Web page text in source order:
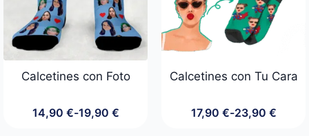
Calcetines con Foto
14,90 €-19,90 €
Rango
Calcetines con Tu Cara
17,90 €-23,90 €
Rango